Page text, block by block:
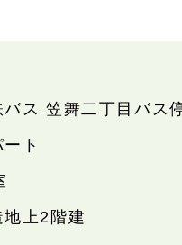
バス 笠舞二丁目バス
ト
地上2階建